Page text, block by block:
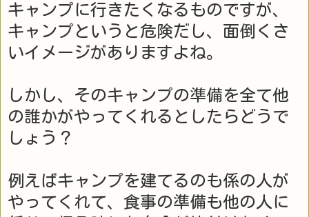
キャンプに行きたくなるものですが、
キャンプというと危険だし、面倒くさ
いイメージがありますよね。
しかし、そのキャンプの準備を全て他
の誰かがやってくれるとしたらどうで
しょう？
例えばキャンプを建てるのも係の人が
やってくれて、食事の準備も他の人に